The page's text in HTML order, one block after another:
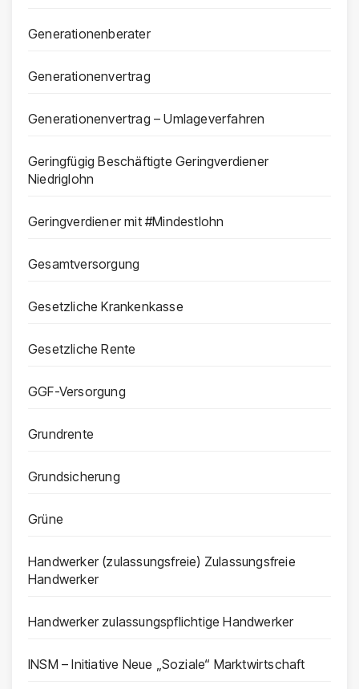
Generationenberater
Generationenvertrag
Generationenvertrag – Umlageverfahren
Geringfügig Beschäftigte Geringverdiener
Niedriglohn
Geringverdiener mit #Mindestlohn
Gesamtversorgung
Gesetzliche Krankenkasse
Gesetzliche Rente
GGF-Versorgung
Grundrente
Grundsicherung
Grüne
Handwerker (zulassungsfreie) Zulassungsfreie
Handwerker
Handwerker zulassungspflichtige Handwerker
INSM – Initiative Neue „Soziale“ Marktwirtschaft